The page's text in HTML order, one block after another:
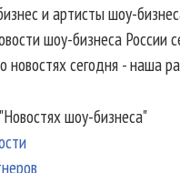
и артисты шоу-
шоу-бизнеса России
новостях сегодня - наша
шоу-бизнеса"